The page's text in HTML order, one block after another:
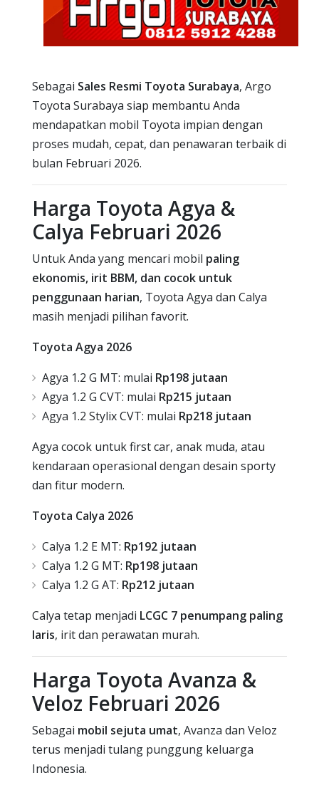
Sebagai Sales Resmi Toyota Surabaya, Argo
Toyota Surabaya siap membantu Anda
mendapatkan mobil Toyota impian dengan
proses mudah, cepat, dan penawaran terbaik di
bulan Februari 2026.
Harga Toyota Agya &
Calya Februari 2026
Untuk Anda yang mencari mobil paling
ekonomis, irit BBM, dan cocok untuk
penggunaan harian, Toyota Agya dan Calya
masih menjadi pilihan favorit.
Toyota Agya 2026
Agya 1.2 G MT: mulai Rp198 jutaan
Agya 1.2 G CVT: mulai Rp215 jutaan
Agya 1.2 Stylix CVT: mulai Rp218 jutaan
Agya cocok untuk first car, anak muda, atau
kendaraan operasional dengan desain sporty
dan fitur modern.
Toyota Calya 2026
Calya 1.2 E MT: Rp192 jutaan
Calya 1.2 G MT: Rp198 jutaan
Calya 1.2 G AT: Rp212 jutaan
Calya tetap menjadi LCGC 7 penumpang paling
laris, irit dan perawatan murah.
Harga Toyota Avanza &
Veloz Februari 2026
Sebagai mobil sejuta umat, Avanza dan Veloz
terus menjadi tulang punggung keluarga
Indonesia.